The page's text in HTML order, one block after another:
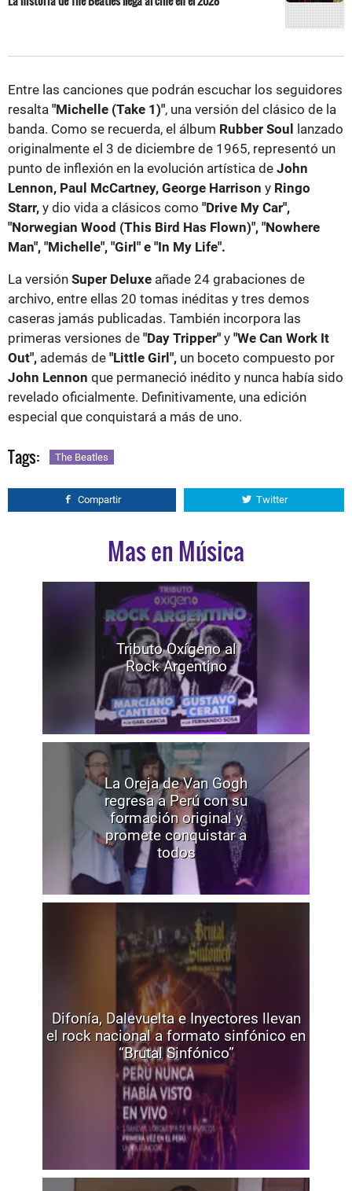
Entre las canciones que podrán escuchar los seguidores
resalta "Michelle (Take 1)", una versión del clásico de la
banda. Como se recuerda, el álbum Rubber Soul
lanzado
originalmente el 3 de diciembre de 1965, representó un
punto de inflexión en la evolución artística de John
Lennon, Paul McCartney, George Harrison y Ringo
Starr, y dio vida a clásicos como "Drive My Car",
"Norwegian Wood (This Bird Has Flown)", "Nowhere
Man", "Michelle", "Girl" e "In My Life".
La versión Super Deluxe añade 24 grabaciones de
archivo, entre ellas 20 tomas inéditas y tres demos
caseras jamás publicadas. También incorpora las
primeras versiones de "Day Tripper" y "We Can Work It
Out", además de "Little Girl", un boceto compuesto por
John Lennon que permaneció inédito y nunca había sido
revelado oficialmente. Definitivamente, una edición
especial que conquistará a más de uno.
Tags: The Beatles
Compartir Twitter
Mas en Música
Tributo Oxígeno al
Rock Argentino
La Oreja de Van Gogh
regresa a Perú con su
formación original y
promete conquistar a
todos
Difonía, Dalevuelta e Inyectores llevan
el rock nacional a formato sinfónico en
“Brutal Sinfónico”